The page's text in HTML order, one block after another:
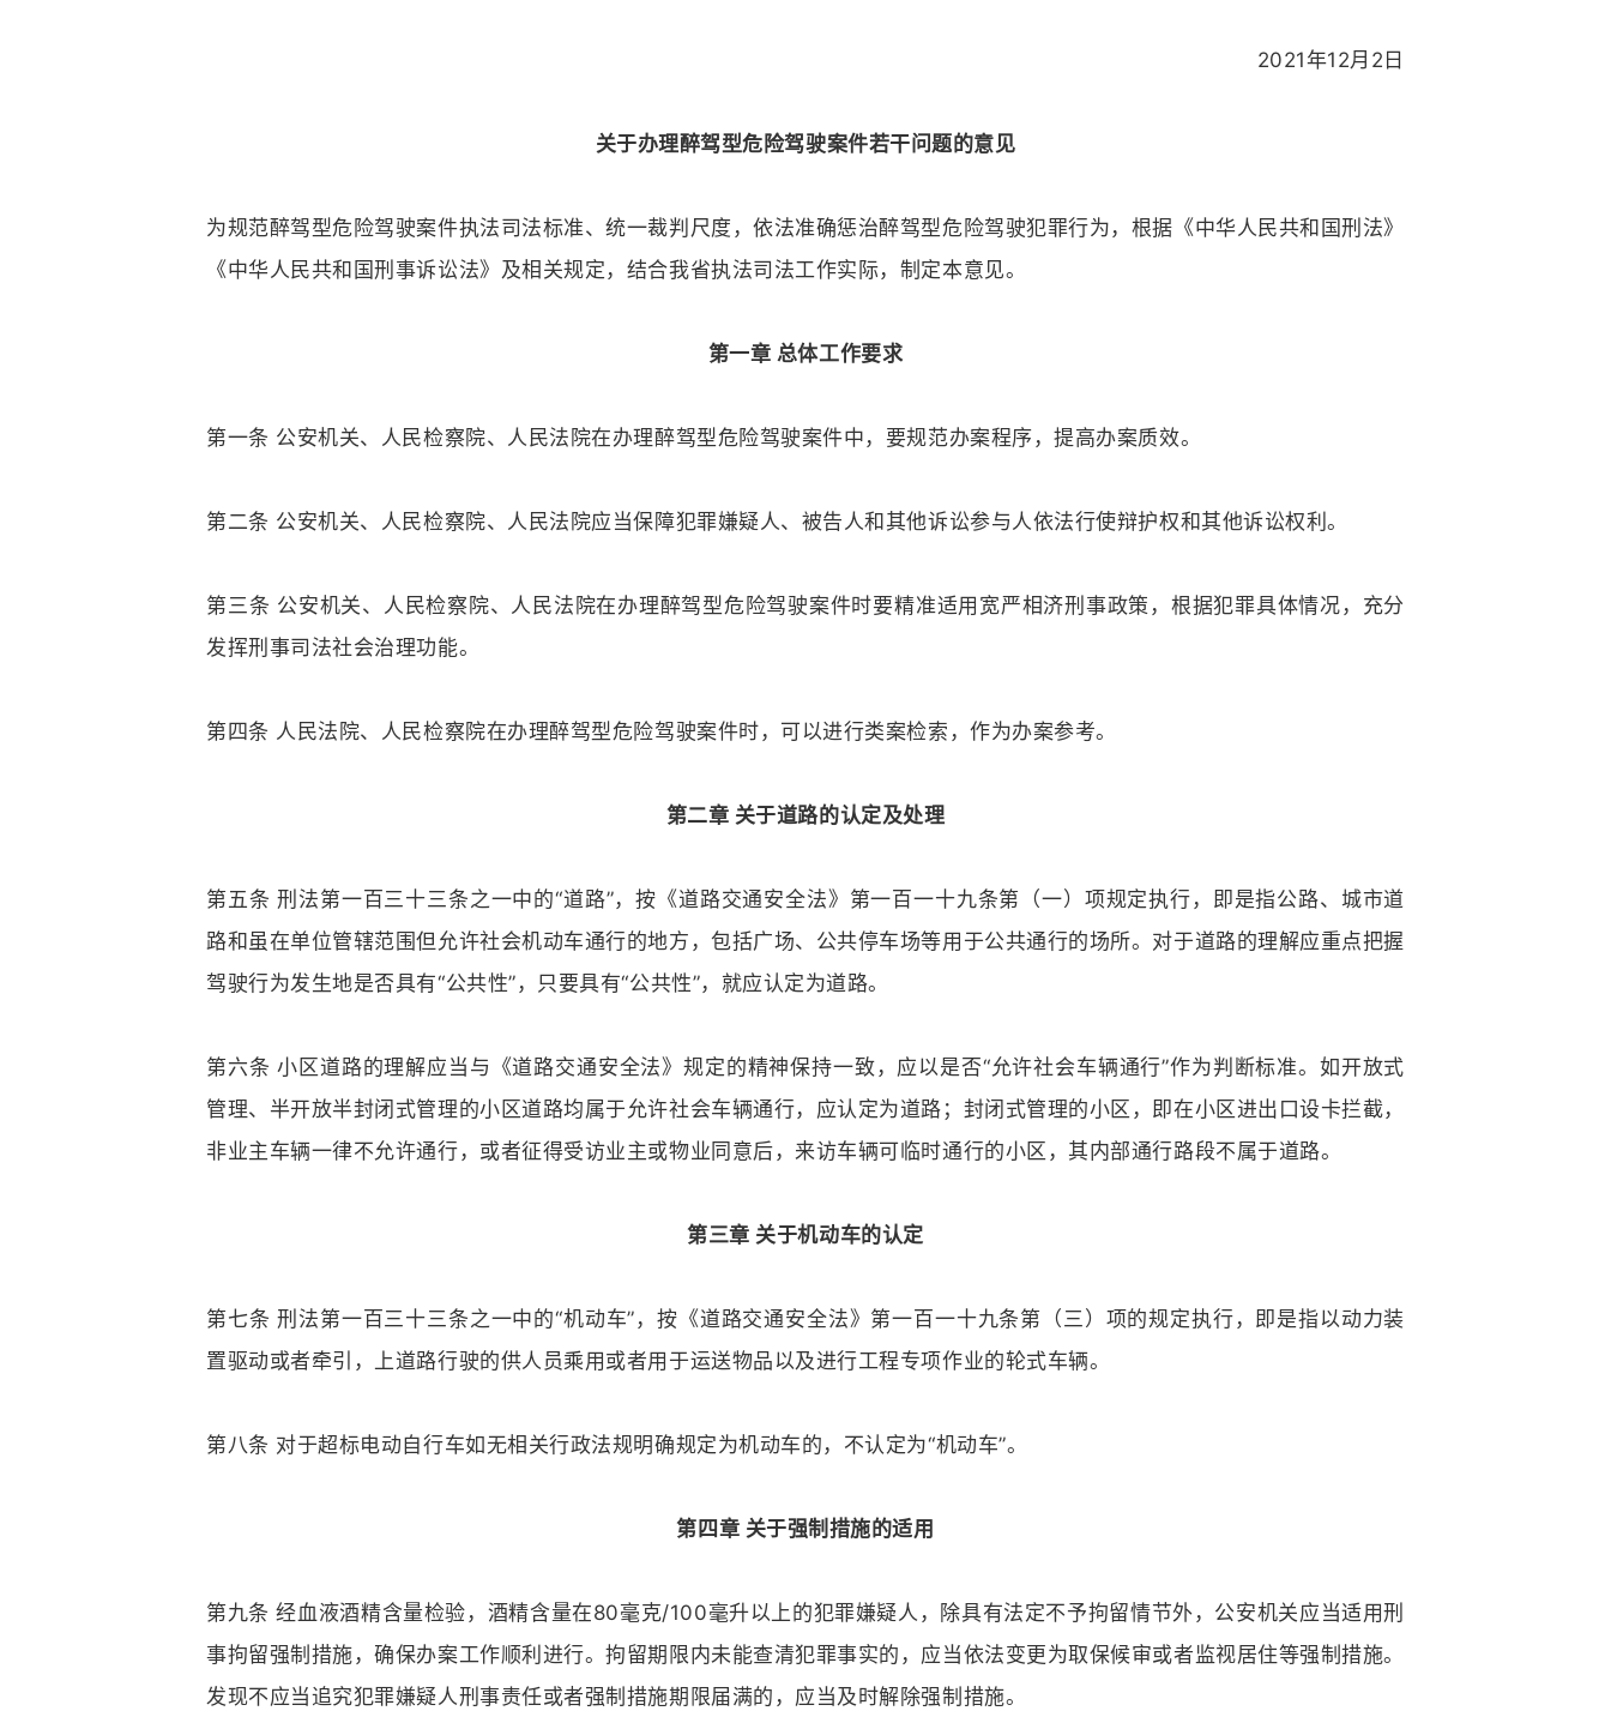
2021年12月2日
关于办理醉驾型危险驾驶案件若干问题的意见
为规范醉驾型危险驾驶案件执法司法标准、统一裁判尺度，依法准确惩治醉驾型危险驾驶犯罪行为，根据《中华人民共和国刑法》
《中华人民共和国刑事诉讼法》及相关规定，结合我省执法司法工作实际，制定本意见。
第一章 总体工作要求
第一条 公安机关、人民检察院、人民法院在办理醉驾型危险驾驶案件中，要规范办案程序，提高办案质效。
第二条 公安机关、人民检察院、人民法院应当保障犯罪嫌疑人、被告人和其他诉讼参与人依法行使辩护权和其他诉讼权利。
第三条 公安机关、人民检察院、人民法院在办理醉驾型危险驾驶案件时要精准适用宽严相济刑事政策，根据犯罪具体情况，充分
发挥刑事司法社会治理功能。
第四条 人民法院、人民检察院在办理醉驾型危险驾驶案件时，可以进行类案检索，作为办案参考。
第二章 关于道路的认定及处理
第五条 刑法第一百三十三条之一中的“道路”，按《道路交通安全法》第一百一十九条第（一）项规定执行，即是指公路、城市道
路和虽在单位管辖范围但允许社会机动车通行的地方，包括广场、公共停车场等用于公共通行的场所。对于道路的理解应重点把握
驾驶行为发生地是否具有“公共性”，只要具有“公共性”，就应认定为道路。
第六条 小区道路的理解应当与《道路交通安全法》规定的精神保持一致，应以是否“允许社会车辆通行”作为判断标准。如开放式
管理、半开放半封闭式管理的小区道路均属于允许社会车辆通行，应认定为道路；封闭式管理的小区，即在小区进出口设卡拦截，
非业主车辆一律不允许通行，或者征得受访业主或物业同意后，来访车辆可临时通行的小区，其内部通行路段不属于道路。
第三章 关于机动车的认定
第七条 刑法第一百三十三条之一中的“机动车”，按《道路交通安全法》第一百一十九条第（三）项的规定执行，即是指以动力装
置驱动或者牵引，上道路行驶的供人员乘用或者用于运送物品以及进行工程专项作业的轮式车辆。
第八条 对于超标电动自行车如无相关行政法规明确规定为机动车的，不认定为“机动车”。
第四章 关于强制措施的适用
第九条 经血液酒精含量检验，酒精含量在80毫克/100毫升以上的犯罪嫌疑人，除具有法定不予拘留情节外，公安机关应当适用刑
事拘留强制措施，确保办案工作顺利进行。拘留期限内未能查清犯罪事实的，应当依法变更为取保候审或者监视居住等强制措施。
发现不应当追究犯罪嫌疑人刑事责任或者强制措施期限届满的，应当及时解除强制措施。